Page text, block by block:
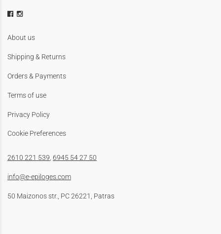
About us
Shipping & Returns
Orders & Payments
Terms of use
Privacy Policy
Cookie Preferences
2610 221 539 6945 54 27 50
info@e-epiloges.com
50 Maizonos str., PC 26221, Patras